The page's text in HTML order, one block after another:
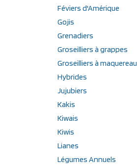
Féviers d'Amérique
Gojis
Grenadiers
Groseilliers à grappes
Groseilliers à maquereau
Hybrides
Jujubiers
Kakis
Kiwais
Kiwis
Lianes
Légumes Annuels